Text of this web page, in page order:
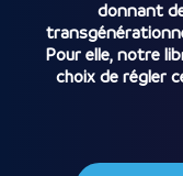
donnant
Pour elle, notre
choix de régler